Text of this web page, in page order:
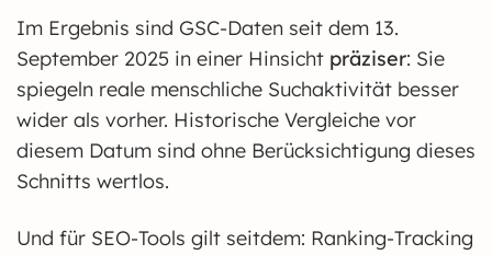
Im Ergebnis sind GSC-Daten seit dem 13.
September 2025 in einer Hinsicht präziser: Sie
spiegeln reale menschliche Suchaktivität besser
wider als vorher. Historische Vergleiche vor
diesem Datum sind ohne Berücksichtigung dieses
Schnitts wertlos.
Und für SEO-Tools gilt seitdem: Ranking-Tracking